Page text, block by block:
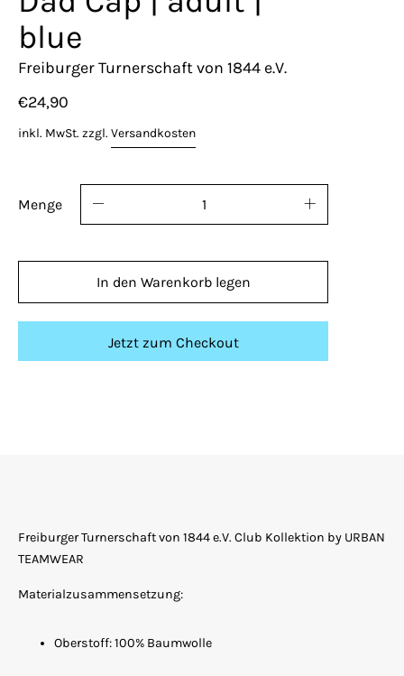
blue
Freiburger Turnerschaft von 1844 e.V.
€24,90
inkl. MwSt. zzgl. Versandkosten
Menge
In den Warenkorb legen
Jetzt zum Checkout
Freiburger Turnerschaft von 1844 e.V. Club Kollektion by URBAN
TEAMWEAR
Materialzusammensetzung:
Oberstoff: 100% Baumwolle